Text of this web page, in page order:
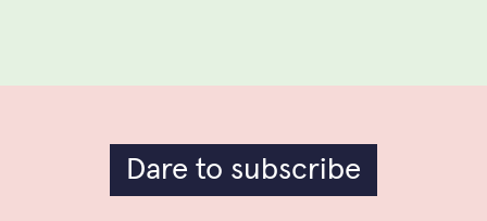
Dare to subscribe